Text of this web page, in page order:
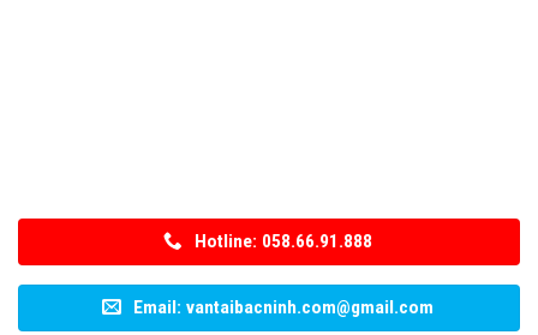
Hotline: 058.66.91.888
Email: vantaibacninh.com@gmail.com